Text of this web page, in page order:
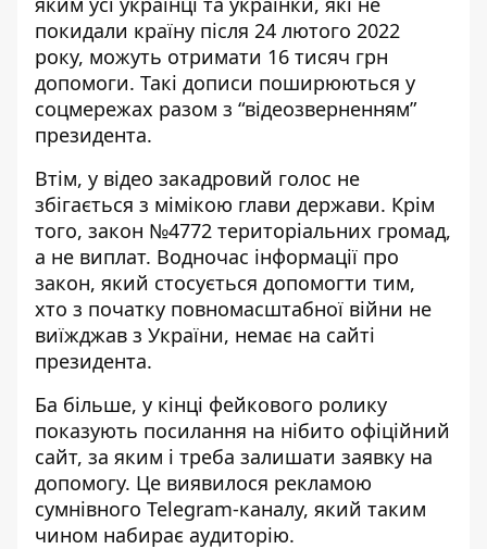
покидали країну після 24 лютого 2022
року, можуть отримати 16 тисяч грн
допомоги. Такі дописи поширюються у
соцмережах разом з “відеозверненням”
президента.
Втім, у відео закадровий голос не
збігається з мімікою глави держави. Крім
того, закон №4772 територіальних громад,
а не виплат. Водночас інформації про
закон, який стосується допомогти тим,
хто з початку повномасштабної війни не
виїжджав з України, немає на сайті
президента.
Ба більше, у кінці фейкового ролику
показують посилання на нібито офіційний
сайт, за яким і треба залишати заявку на
допомогу. Це виявилося рекламою
сумнівного Telegram-каналу, який таким
чином набирає аудиторію.